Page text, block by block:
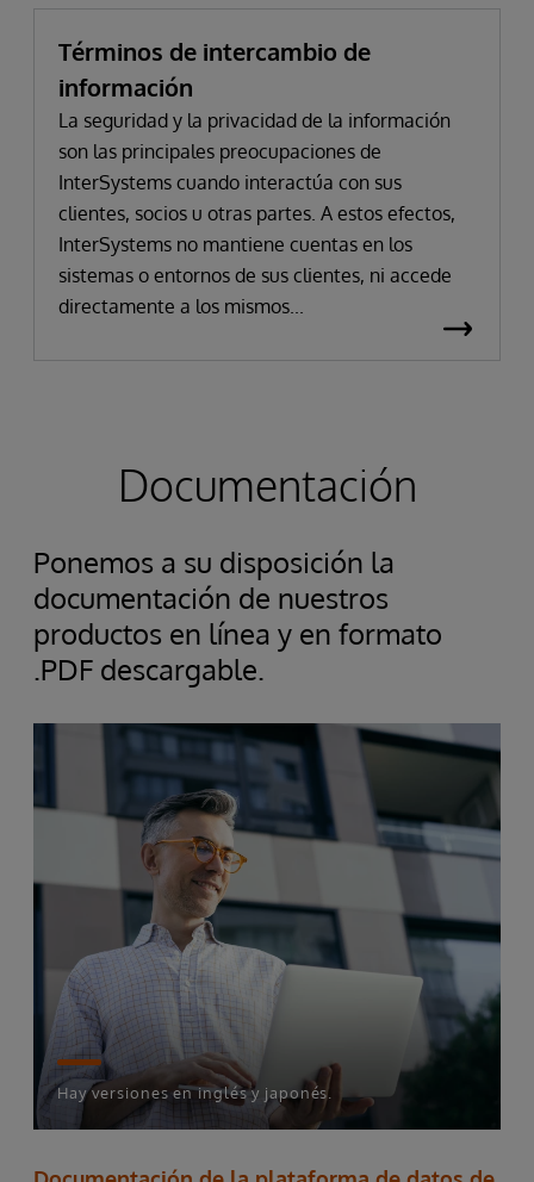
Términos de intercambio de
información
La seguridad y la privacidad de la información
son las principales preocupaciones de
InterSystems cuando interactúa con sus
clientes, socios u otras partes. A estos efectos,
InterSystems no mantiene cuentas en los
sistemas o entornos de sus clientes, ni accede
directamente a los mismos...
Documentación
Ponemos a su disposición la
documentación de nuestros
productos en línea y en formato
.PDF descargable.
Hay versiones en inglés y japonés.